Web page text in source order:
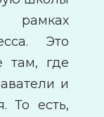
рамках
Это
там, где
и
То есть,